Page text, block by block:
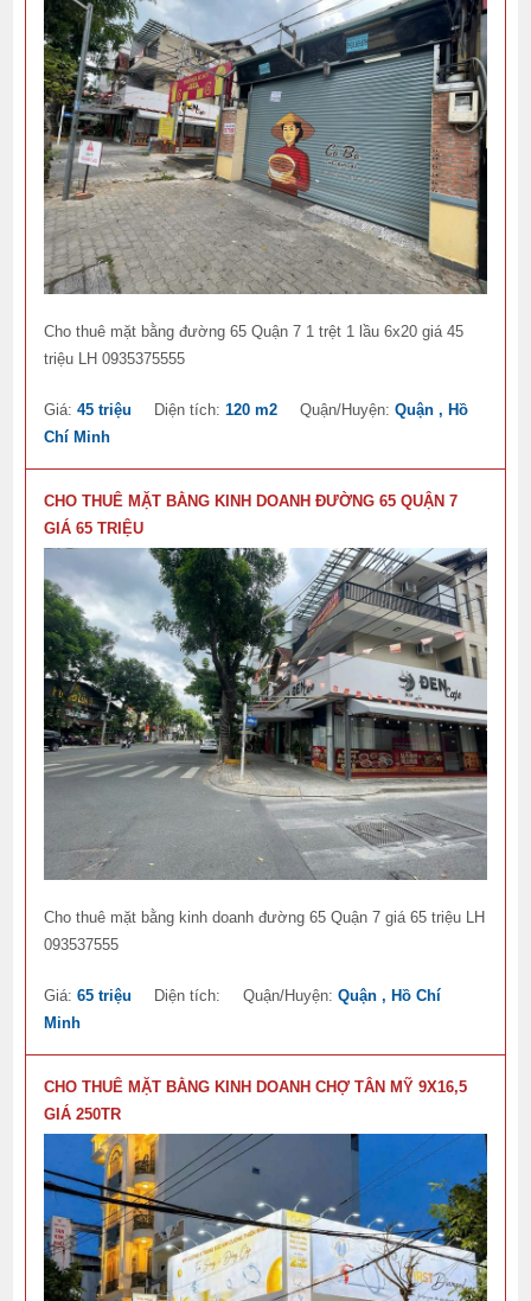
Cho thuê mặt bằng đường 65 Quận 7 1 trệt 1 lầu 6x20 giá 45
triệu LH 0935375555
Giá:45 triệu Diện tích:120 m2 Quận/Huyện:Quận , Hồ
Chí Minh
CHO THUÊ MẶT BẰNG KINH DOANH ĐƯỜNG 65 QUẬN 7
GIÁ 65 TRIỆU
Cho thuê mặt bằng kinh doanh đường 65 Quận 7 giá 65 triệu LH
093537555
Giá:65 triệu Diện tích: Quận/Huyện:Quận , Hồ Chí
Minh
CHO THUÊ MẶT BẰNG KINH DOANH CHỢ TÂN MỸ 9X16,5
GIÁ 250TR